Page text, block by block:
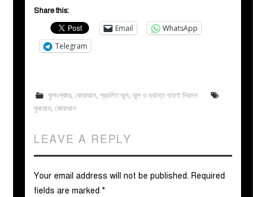
Share this:
Email
WhatsApp
Telegram
কুসংস্কার, কোরআন, প্রচলিত ভুল, ভুল ও ভ্রান্ত ধারণা নিরসন
কুরআন,কোরআন
LEAVE A REPLY
Your email address will not be published. Required
fields are marked*